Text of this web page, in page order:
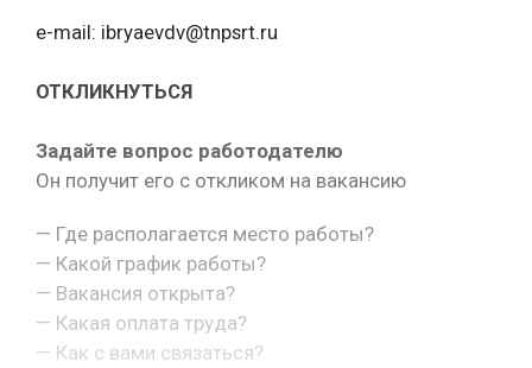
e-mail: ibryaevdv@tnpsrt.ru
ОТКЛИКНУТЬСЯ
Задайте вопрос работодателю
Он получит его с откликом на вакансию
— Где располагается место работы?
— Какой график работы?
— Вакансия открыта?
— Какая оплата труда?
— Как с вами связаться?